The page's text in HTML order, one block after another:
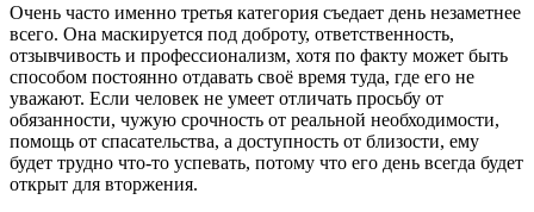
Очень часто именно третья категория съедает день незаметнее
всего. Она маскируется под доброту, ответственность,
отзывчивость и профессионализм, хотя по факту может быть
способом постоянно отдавать своё время туда, где его не
уважают. Если человек не умеет отличать просьбу от
обязанности, чужую срочность от реальной необходимости,
помощь от спасательства, а доступность от близости, ему
будет трудно что-то успевать, потому что его день всегда будет
открыт для вторжения.